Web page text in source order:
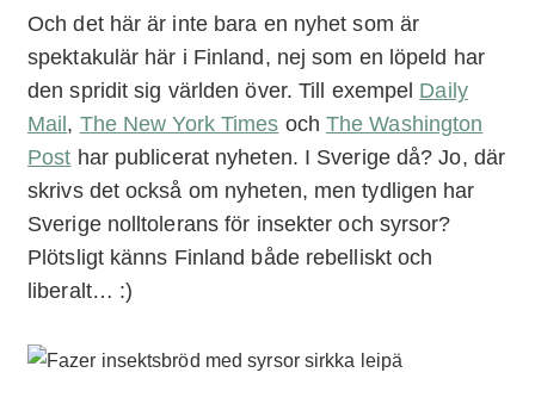
Och det här är inte bara en nyhet som är
spektakulär här i Finland, nej som en löpeld har
den spridit sig världen över. Till exempel Daily
Mail, The New York Times och The Washington
Post har publicerat nyheten. I Sverige då? Jo, där
skrivs det också om nyheten, men tydligen har
Sverige nolltolerans för insekter och syrsor?
Plötsligt känns Finland både rebelliskt och
liberalt… :)